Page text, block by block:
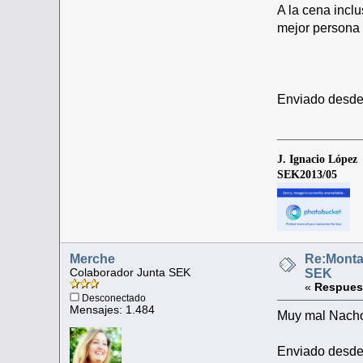
A la cena
mejor
Enviado
J. Ignacio López
SEK2013/05
Merche
Colaborador Junta SEK
Desconectado
Mensajes: 1.484
SEK
«
Muy mal
Enviado